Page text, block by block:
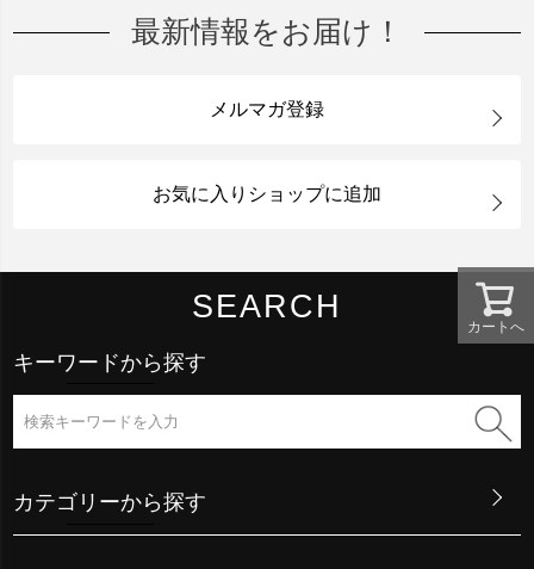
カートへ
最新情報をお届け！
メルマガ登録
お気に入りショップに追加
SEARCH
キーワードから探す
カテゴリーから探す